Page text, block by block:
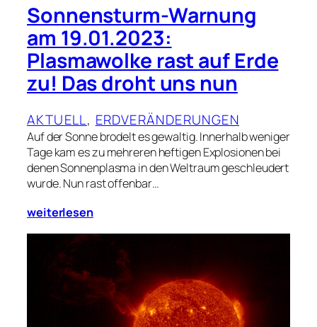
Sonnensturm-Warnung
am 19.01.2023:
Plasmawolke rast auf Erde
zu! Das droht uns nun
AKTUELL, ERDVERÄNDERUNGEN
Auf der Sonne brodelt es gewaltig. Innerhalb weniger
Tage kam es zu mehreren heftigen Explosionen bei
denen Sonnenplasma in den Weltraum geschleudert
wurde. Nun rast offenbar…
weiterlesen